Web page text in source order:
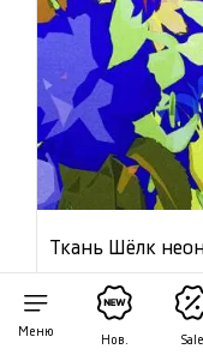
Меню
Нов. Sale
Ткань Шёлк
46851
Цена: 6 200 ₽/м